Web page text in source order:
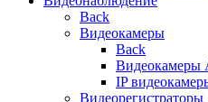
Back
Видеокамеры
Back
IP
Видеорегистраторы